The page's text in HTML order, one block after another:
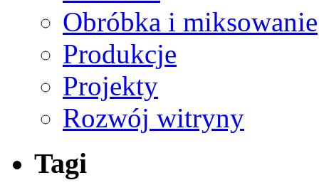
Obróbka i miksowanie
Produkcje
Projekty
Rozwój witryny
Tagi